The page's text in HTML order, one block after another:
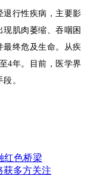
退行性疾病，主要影
肌肉萎缩、吞咽困
最终危及生命。从疾
至4年。目前，医学界
。
红色桥梁
获多方关注